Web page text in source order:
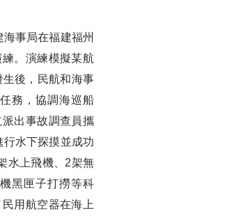
事局在福建福州
。演練模擬某航
生後，民航和海事
務，協調海巡船
出事故調查員攜
行水下探摸並成功
水上飛機、2架無
黑匣子打撈等科
用航空器在海上